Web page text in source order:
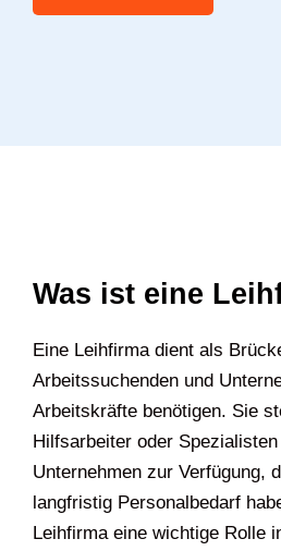
Was ist eine
Eine Leihfirma dient als
Arbeitssuchenden und
Arbeitskräfte benötigen. Sie
Hilfsarbeiter oder
Unternehmen zur Verfügung,
langfristig Personalbedarf
Leihfirma eine wichtige Rolle